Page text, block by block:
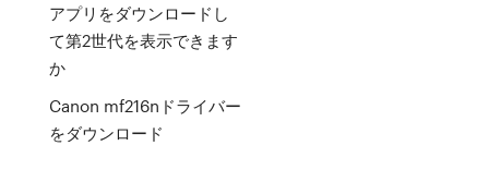
アプリをダウンロードし
て第2世代を表示できます
か
Canon mf216nドライバー
をダウンロード